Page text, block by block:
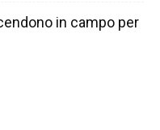
in campo per